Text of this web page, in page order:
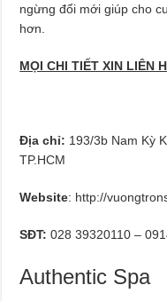
ngừng đổi mới giúp cho
hơn.
MỌI CHI TIẾT XIN LIÊN
Địa chỉ: 193/3b Nam Kỳ
TP.HCM
Website: http://
SĐT:028 39320110 –
Authentic Spa